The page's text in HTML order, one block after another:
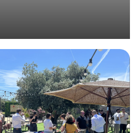
du Grand Prix de
Publicité Extérieure